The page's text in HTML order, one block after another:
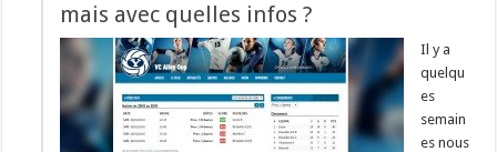
mais avec quelles infos ?
Il y a
quelqu
es
semain
es nous